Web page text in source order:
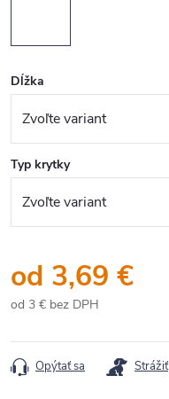
Dĺžka
Typ krytky
od 3,69 €
od 3 € bez DPH
Opýtať sa Strážiť